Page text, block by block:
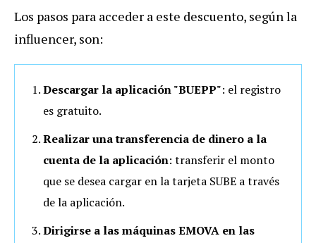
Los pasos para acceder a este descuento, según la
influencer, son:
Descargar la aplicación "BUEPP": el registro
es gratuito.
Realizar una transferencia de dinero a la
cuenta de la aplicación: transferir el monto
que se desea cargar en la tarjeta SUBE a través
de la aplicación.
Dirigirse a las máquinas EMOVA en las